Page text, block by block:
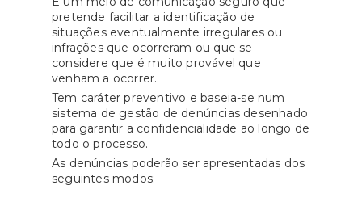
pretende facilitar a identificação de
situações eventualmente irregulares ou
infrações que ocorreram ou que se
considere que é muito provável que
venham a ocorrer.
Tem caráter preventivo e baseia-se num
sistema de gestão de denúncias desenhado
para garantir a confidencialidade ao longo de
todo o processo.
As denúncias poderão ser apresentadas dos
seguintes modos: